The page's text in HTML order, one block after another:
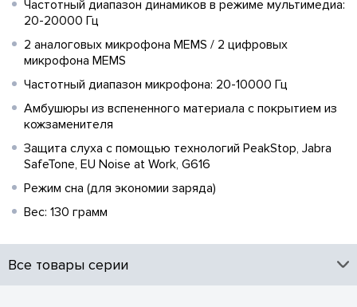
Частотный диапазон динамиков в режиме мультимедиа:
20-20000 Гц
2 аналоговых микрофона MEMS / 2 цифровых
микрофона MEMS
Частотный диапазон микрофона: 20-10000 Гц
Амбушюры из вспененного материала с покрытием из
кожзаменителя
Защита слуха с помощью технологий PeakStop, Jabra
SafeTone, EU Noise at Work, G616
Режим сна (для экономии заряда)
Вес: 130 грамм
Все товары серии